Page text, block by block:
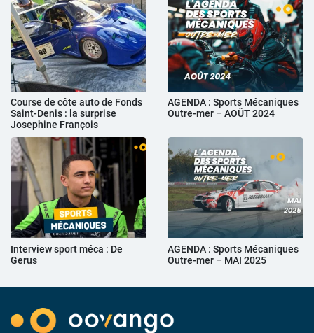
Course de côte auto de Fonds
Saint-Denis : la surprise
Josephine François
AGENDA : Sports Mécaniques
Outre-mer – AOÛT 2024
Interview sport méca : De
Gerus
AGENDA : Sports Mécaniques
Outre-mer – MAI 2025